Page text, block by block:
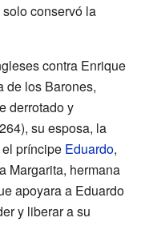
conservó la
contra Enrique
de los Barones,
derrotado y
su esposa, la
príncipe Eduardo,
Margarita, hermana
apoyara a Eduardo
y liberar a su